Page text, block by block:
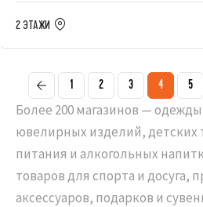
2 ЭТАЖИ
1 2 3 4 5
Более 200 магазинов —
ювелирных изделий, детских
питания и алкогольных
товаров для спорта и досуга,
аксессуаров, подарков и